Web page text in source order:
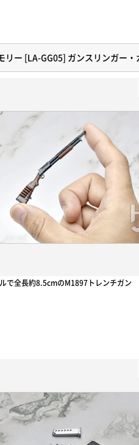
リー [LA-GG05] ガンスリンガー
で全長約8.5cmのM1897トレンチガン